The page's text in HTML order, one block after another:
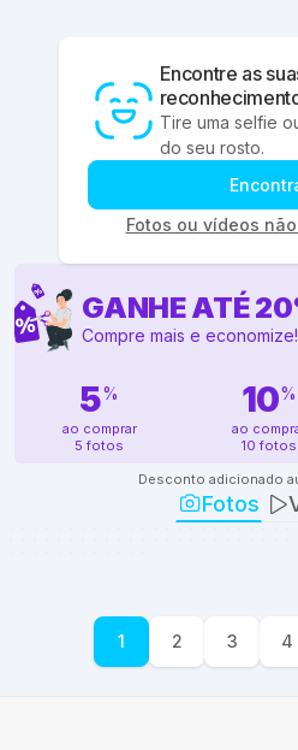
Encontre as
Tire uma selfie
do seu rosto.
Fotos ou vídeos
GANHE ATÉ20
Compre mais e economize!
5%
ao comprar
5 fotos
10%
ao
10 fotos
Desconto adicionado
Fotos
1 2 3 4